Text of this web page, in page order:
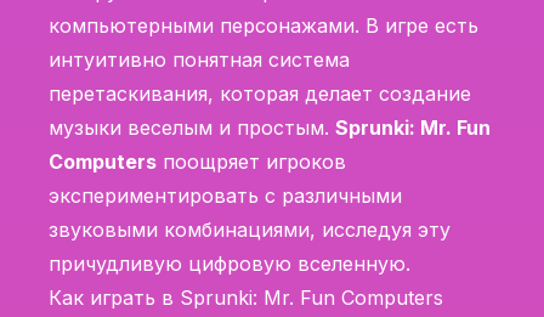
компьютерными персонажами. В игре есть
интуитивно понятная система
перетаскивания, которая делает создание
музыки веселым и простым. Sprunki: Mr. Fun
Computers поощряет игроков
экспериментировать с различными
звуковыми комбинациями, исследуя эту
причудливую цифровую вселенную.
Как играть в Sprunki: Mr. Fun Computers